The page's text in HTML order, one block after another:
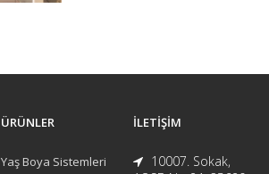
ÜRÜNLER
Yaş Boya Sistemleri
İLETIŞIM
10007. Sokak,